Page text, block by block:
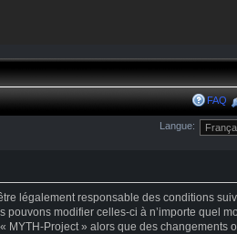
FAQ
Langue:
légalement responsable des conditions
pouvons modifier celles-ci à n’importe quel
MYTH-Project » alors que des changements